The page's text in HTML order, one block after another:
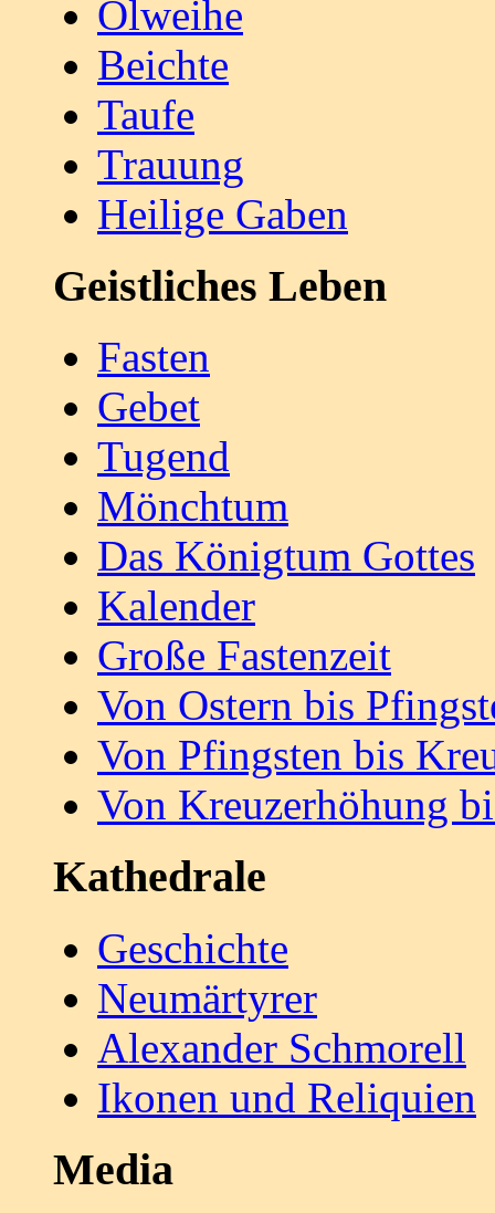
Ölweihe
Beichte
Taufe
Trauung
Heilige Gaben
Geistliches Leben
Fasten
Gebet
Tugend
Mönchtum
Das Königtum Gottes
Kalender
Große Fastenzeit
Von Ostern bis
Von Pfingsten bis
Von Kreuzerhöhung
Kathedrale
Geschichte
Neumärtyrer
Alexander Schmorell
Ikonen und Reliquien
Media